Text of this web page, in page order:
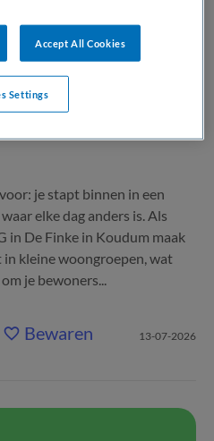
je stapt binnen in een
elke dag anders is. Als
in De Finke in Koudum maak
in kleine woongroepen, wat
je bewoners...
Bewaren 13-07-2026
Accept All Cookies
Settings